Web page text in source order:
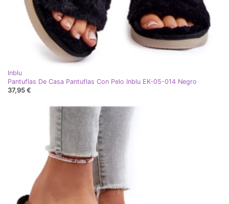
Inblu
Pantuflas De Casa Pantuflas Con Pelo Inblu EK-05-014 Negro
37,95 €